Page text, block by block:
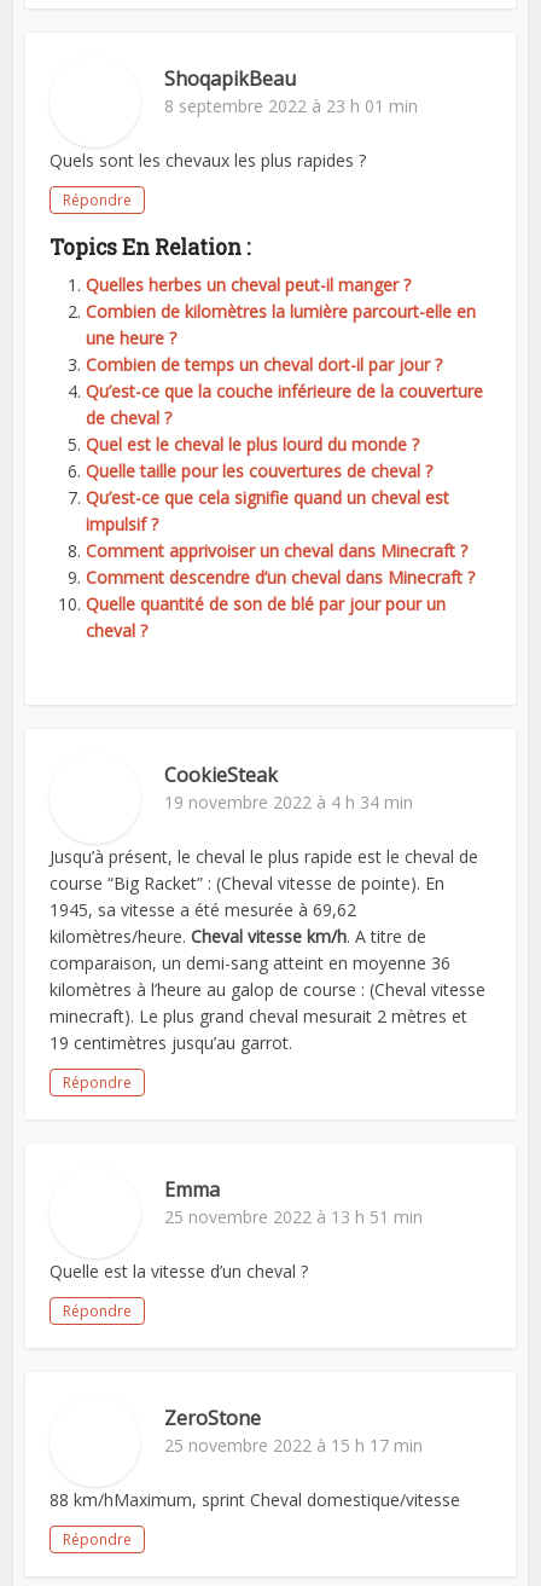
ShoqapikBeau
8 septembre 2022 à 23 h 01 min
Quels sont les chevaux les plus rapides ?
Répondre
Topics En Relation :
Quelles herbes un cheval peut-il manger ?
Combien de kilomètres la lumière parcourt-elle en
une heure ?
Combien de temps un cheval dort-il par jour ?
Qu’est-ce que la couche inférieure de la couverture
de cheval ?
Quel est le cheval le plus lourd du monde ?
Quelle taille pour les couvertures de cheval ?
Qu’est-ce que cela signifie quand un cheval est
impulsif ?
Comment apprivoiser un cheval dans Minecraft ?
Comment descendre d’un cheval dans Minecraft ?
Quelle quantité de son de blé par jour pour un
cheval ?
CookieSteak
19 novembre 2022 à 4 h 34 min
Jusqu’à présent, le cheval le plus rapide est le cheval de
course “Big Racket” : (Cheval vitesse de pointe). En
1945, sa vitesse a été mesurée à 69,62
kilomètres/heure.Cheval vitesse km/h. A titre de
comparaison, un demi-sang atteint en moyenne 36
kilomètres à l’heure au galop de course : (Cheval vitesse
minecraft). Le plus grand cheval mesurait 2 mètres et
19 centimètres jusqu’au garrot.
Répondre
Emma
25 novembre 2022 à 13 h 51 min
Quelle est la vitesse d’un cheval ?
Répondre
ZeroStone
25 novembre 2022 à 15 h 17 min
88 km/hMaximum, sprint Cheval domestique/vitesse
Répondre